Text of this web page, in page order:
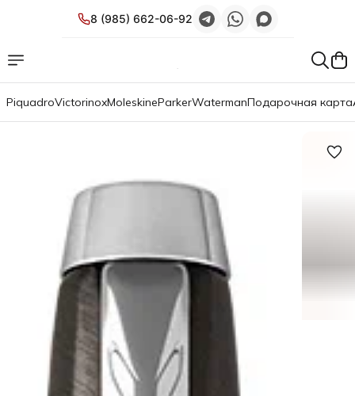
8 (985) 662-06-92
PiquadroVictorinoxMoleskineParkerWatermanПодарочная карта